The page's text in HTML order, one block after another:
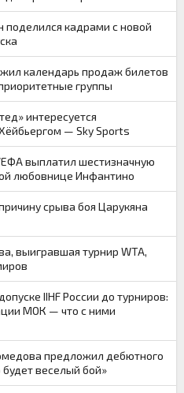
поделился кадрами с новой
календарь продаж билетов
группы
интересуется
— Sky Sports
выплатил шестизначную
любовнице Инфантино
срыва боя Царукяна
выигравшая турнир WTA,
IIHF России до турниров:
МОК — что с ними
предложил дебютного
будет веселый бой»